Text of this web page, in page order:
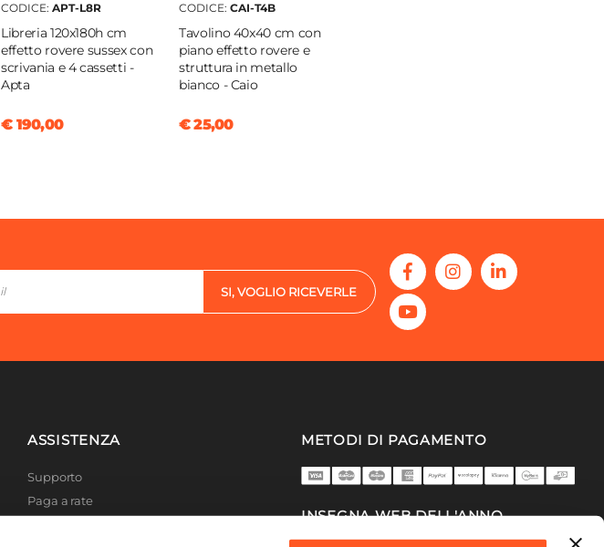
CODICE: APT-L8R
Libreria 120x180h cm
effetto rovere sussex con
scrivania e 4 cassetti -
Apta
€ 190,00
CODICE: CAI-T4B
Tavolino 40x40 cm con
piano effetto rovere e
struttura in metallo
bianco - Caio
€ 25,00
SI, VOGLIO RICEVERLE
ASSISTENZA
Supporto
Paga a rate
METODI DI PAGAMENTO
INSEGNA WEB DELL'ANNO